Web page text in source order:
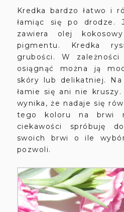
Kredka bardzo łatwo i
łamiąc się po drodze.
zawiera olej
pigmentu. Kredka
grubości. W
osiągnąć można ją
skóry lub delikatniej.
łamie się ani nie
wynika, że nadaje się
tego koloru na brwi
ciekawości spróbuję
swoich brwi o ile
pozwoli.